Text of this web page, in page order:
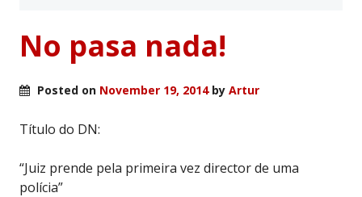
No pasa nada!
Posted on November 19, 2014by Artur
Título do DN:
“Juiz prende pela primeira vez director de uma
polícia”